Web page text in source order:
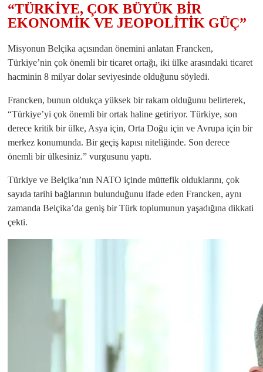
“TÜRKİYE, ÇOK BÜYÜK BİR
EKONOMİK VE JEOPOLİTİK GÜÇ”
Misyonun Belçika açısından önemini anlatan Francken,
Türkiye’nin çok önemli bir ticaret ortağı, iki ülke arasındaki ticaret
hacminin 8 milyar dolar seviyesinde olduğunu söyledi.
Francken, bunun oldukça yüksek bir rakam olduğunu belirterek,
“Türkiye’yi çok önemli bir ortak haline getiriyor. Türkiye, son
derece kritik bir ülke, Asya için, Orta Doğu için ve Avrupa için bir
merkez konumunda. Bir geçiş kapısı niteliğinde. Son derece
önemli bir ülkesiniz.” vurgusunu yaptı.
Türkiye ve Belçika’nın NATO içinde müttefik olduklarını, çok
sayıda tarihi bağlarının bulunduğunu ifade eden Francken, aynı
zamanda Belçika’da geniş bir Türk toplumunun yaşadığına dikkati
çekti.